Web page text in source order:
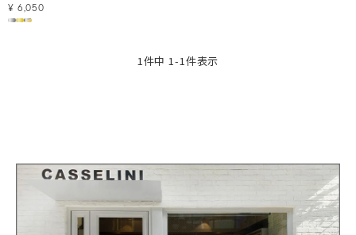
¥ 6,050
1 件中 1 -1 件表示